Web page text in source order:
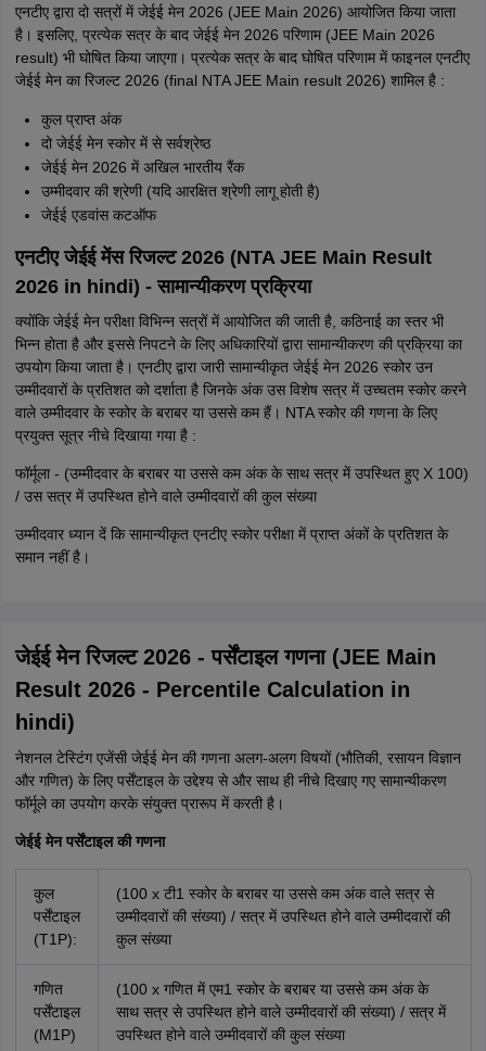
एनटीए द्वारा दो सत्रों में जेईई मेन 2026 (JEE Main 2026) आयोजित किया जाता
है। इसलिए, प्रत्येक सत्र के बाद जेईई मेन 2026 परिणाम (JEE Main 2026
result) भी घोषित किया जाएगा। प्रत्येक सत्र के बाद घोषित परिणाम में फाइनल एनटीए
जेईई मेन का रिजल्ट 2026 (final NTA JEE Main result 2026) शामिल है :
कुल प्राप्त अंक
दो जेईई मेन स्कोर में से सर्वश्रेष्ठ
जेईई मेन 2026 में अखिल भारतीय रैंक
उम्मीदवार की श्रेणी (यदि आरक्षित श्रेणी लागू होती है)
जेईई एडवांस कटऑफ
एनटीए जेईई मेंस रिजल्ट 2026 (NTA JEE Main Result
2026 in hindi) - सामान्यीकरण प्रक्रिया
क्योंकि जेईई मेन परीक्षा विभिन्न सत्रों में आयोजित की जाती है, कठिनाई का स्तर भी
भिन्न होता है और इससे निपटने के लिए अधिकारियों द्वारा सामान्यीकरण की प्रक्रिया का
उपयोग किया जाता है। एनटीए द्वारा जारी सामान्यीकृत जेईई मेन 2026 स्कोर उन
उम्मीदवारों के प्रतिशत को दर्शाता है जिनके अंक उस विशेष सत्र में उच्चतम स्कोर करने
वाले उम्मीदवार के स्कोर के बराबर या उससे कम हैं। NTA स्कोर की गणना के लिए
प्रयुक्त सूत्र नीचे दिखाया गया है :
फॉर्मूला - (उम्मीदवार के बराबर या उससे कम अंक के साथ सत्र में उपस्थित हुए X 100)
/ उस सत्र में उपस्थित होने वाले उम्मीदवारों की कुल संख्या
उम्मीदवार ध्यान दें कि सामान्यीकृत एनटीए स्कोर परीक्षा में प्राप्त अंकों के प्रतिशत के
समान नहीं है।
जेईई मेन रिजल्ट 2026 - पर्सेंटाइल गणना (JEE Main
Result 2026 - Percentile Calculation in
hindi)
नेशनल टेस्टिंग एजेंसी जेईई मेन की गणना अलग-अलग विषयों (भौतिकी, रसायन विज्ञान
और गणित) के लिए पर्सेंटाइल के उद्देश्य से और साथ ही नीचे दिखाए गए सामान्यीकरण
फॉर्मूले का उपयोग करके संयुक्त प्रारूप में करती है।
जेईई मेन पर्सेंटाइल की गणना
कुल
पर्सेंटाइल
(T1P):
(100 x टी1 स्कोर के बराबर या उससे कम अंक वाले सत्र से
उम्मीदवारों की संख्या) / सत्र में उपस्थित होने वाले उम्मीदवारों की
कुल संख्या
गणित
पर्सेंटाइल
(M1P)
(100 x गणित में एम1 स्कोर के बराबर या उससे कम अंक के
साथ सत्र से उपस्थित होने वाले उम्मीदवारों की संख्या) / सत्र में
उपस्थित होने वाले उम्मीदवारों की कुल संख्या